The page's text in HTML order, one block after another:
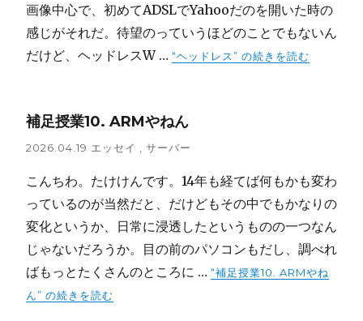
画像中心で、初めてADSLでYahooだのを開いた時の
感じがそれだ。待望のっていうほどのことでもないん
だけど、ヘッドレスW … “ヘッドレス” の続きを読む
補足授業10. ARMやねん
2026.04.19 エッセイ ,サーバー
こんちわ。たけけんです。14年も経てば何もかも変わ
っているのが当然だと、だけどもその中でもかなりの
変化というか、日常に浸透したというものの一つなん
じゃないだろうか。目の前のパソコンもだし、調べれ
ばもっとたくさんのところに … “補足授業10. ARMやね
ん” の続きを読む